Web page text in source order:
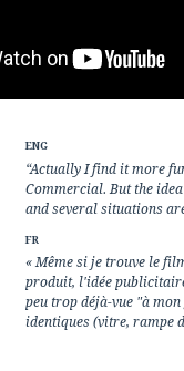
ENG
“Actually I find it more
Commercial. But the
and several situations
FR
« Même si je trouve le
produit, l'idée
peu trop déjà-vue "à
identiques (vitre, rampe